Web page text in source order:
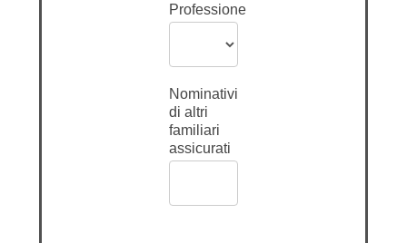
Professione
Nominativi
di altri
familiari
assicurati